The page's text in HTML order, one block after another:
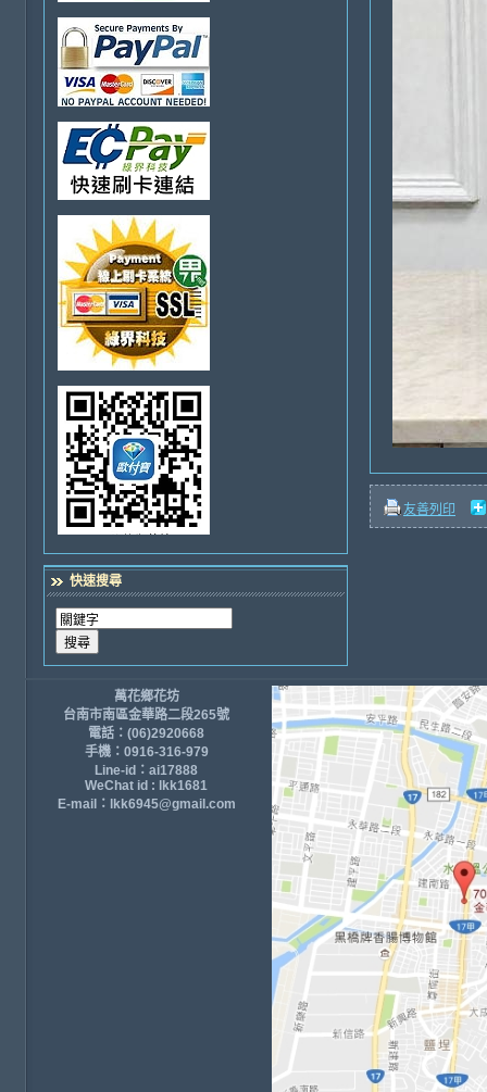
快速搜尋
友善列印
萬花鄉花坊
台南市南區金華路二段265號
電話：(06)2920668
手機：0916-316-979
Line-id：ai17888
WeChat id : lkk1681
E-mail：lkk6945@gmail.com